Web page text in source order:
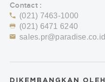
Contact :
(021) 7463-1000
(021) 6471 6240
sales.pr@paradise.co.id
DIKEMBANGKAN OLEH